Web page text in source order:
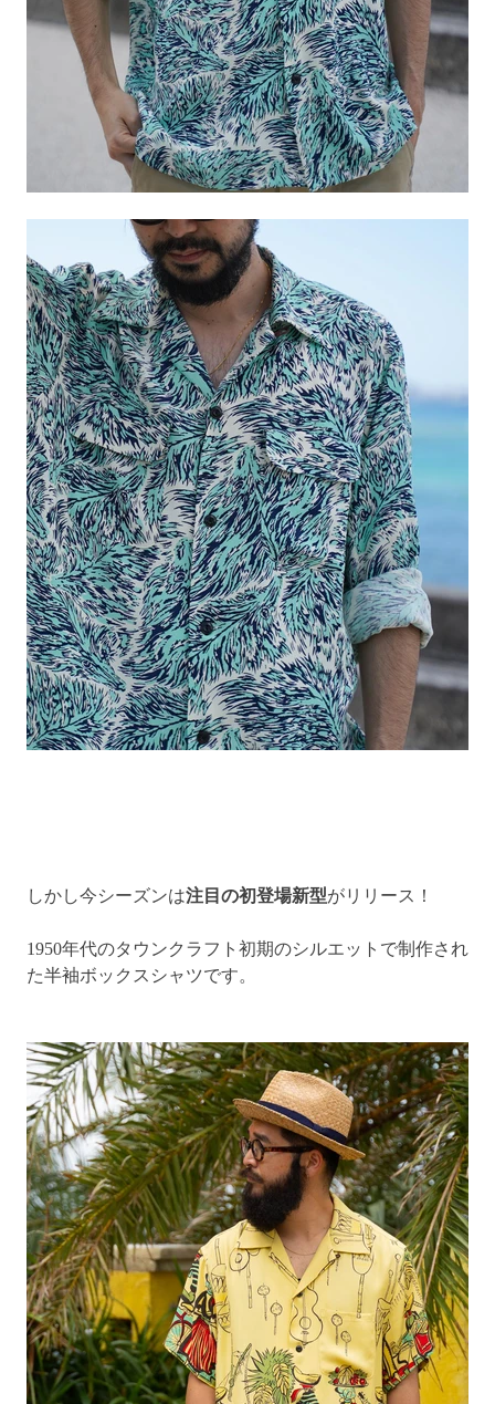
しかし今シーズンは注目の初登場新型がリリース！
1950年代のタウンクラフト初期のシルエットで制作され
た半袖ボックスシャツです。